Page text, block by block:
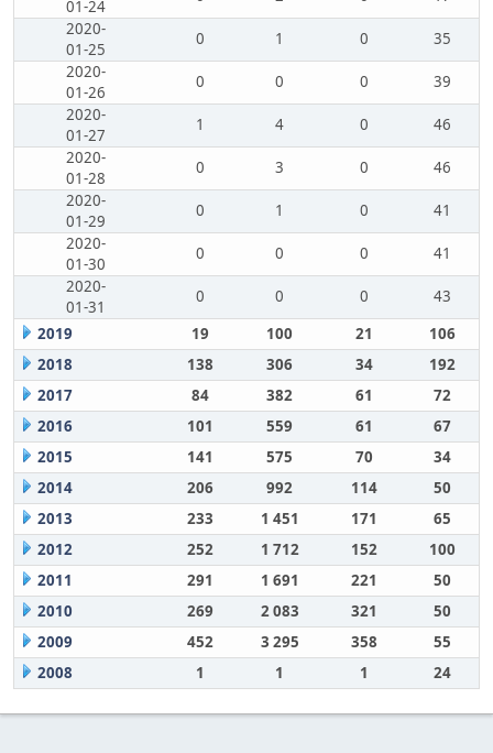
01-24
2020-
01-25
0 1 0
35
2020-
01-26
0 0 0
39
2020-
01-27
1 4 0
46
2020-
01-28
0 3 0
46
2020-
01-29
0 1 0
41
2020-
01-30
0 0 0
41
2020-
01-31
0 0 0
43
2019
19 100 21
106
2018
138 306 34
192
2017
84 382 61
72
2016
101 559 61
67
2015
141 575 70
34
2014
206 992 114
50
2013
233 1 451 171
65
2012
252 1 712 152
100
2011
291 1 691 221
50
2010
269 2 083 321
50
2009
452 3 295 358
55
2008
1 1 1 24